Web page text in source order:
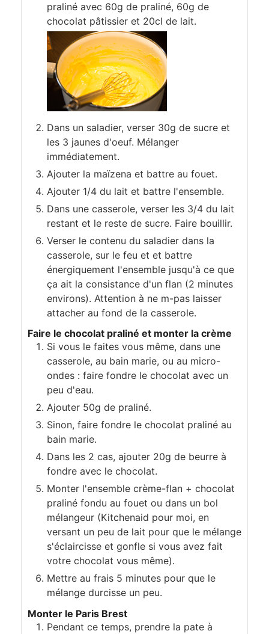
praliné avec 60g de praliné, 60g de
chocolat pâtissier et 20cl de lait.
Dans un saladier, verser 30g de sucre et
les 3 jaunes d'oeuf. Mélanger
immédiatement.
Ajouter la maïzena et battre au fouet.
Ajouter 1/4 du lait et battre l'ensemble.
Dans une casserole, verser les 3/4 du lait
restant et le reste de sucre. Faire bouillir.
Verser le contenu du saladier dans la
casserole, sur le feu et et battre
énergiquement l'ensemble jusqu'à ce que
ça ait la consistance d'un flan (2 minutes
environs). Attention à ne m-pas laisser
attacher au fond de la casserole.
Faire le chocolat praliné et monter la crème
Si vous le faites vous même, dans une
casserole, au bain marie, ou au micro-
ondes : faire fondre le chocolat avec un
peu d'eau.
Ajouter 50g de praliné.
Sinon, faire fondre le chocolat praliné au
bain marie.
Dans les 2 cas, ajouter 20g de beurre à
fondre avec le chocolat.
Monter l'ensemble crème-flan + chocolat
praliné fondu au fouet ou dans un bol
mélangeur (Kitchenaid pour moi, en
versant un peu de lait pour que le mélange
s'éclaircisse et gonfle si vous avez fait
votre chocolat vous même).
Mettre au frais 5 minutes pour que le
mélange durcisse un peu.
Monter le Paris Brest
Pendant ce temps, prendre la pate à